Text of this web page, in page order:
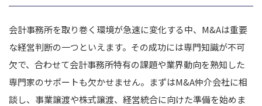
会計事務所を取り巻く環境が急速に変化する中、M&Aは重要
な経営判断の一つといえます。その成功には専門知識が不可
欠で、合わせて会計事務所特有の課題や業界動向を熟知した
専門家のサポートも欠かせません。まずはM&A仲介会社に相
談し、事業譲渡や株式譲渡、経営統合に向けた準備を始めま